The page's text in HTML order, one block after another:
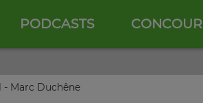
PODCASTS
- Marc Duchêne